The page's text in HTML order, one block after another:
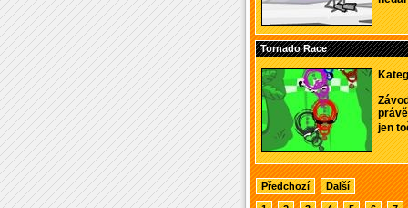
Tornado Race
jen
Předchozí Další